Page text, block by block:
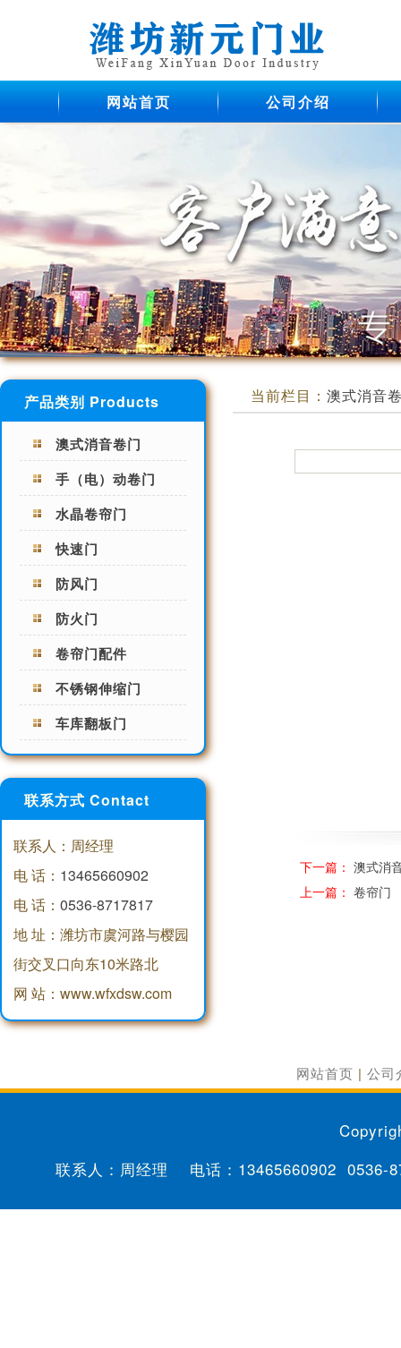
网站首页 公司介绍
产品类别 Products
澳式消音卷门
手（电）动卷门
水晶卷帘门
快速门
防风门
防火门
卷帘门配件
不锈钢伸缩门
车库翻板门
联系方式 Contact
联系人：周经理
电 话： 13465660902
电 话： 0536-8717817
地 址：潍坊市虞河路与樱园
街交叉口向东10米路北
网 站：www.wfxdsw.com
当前栏目： 澳式消音
下一篇： 澳式消
上一篇： 卷帘门
网站首页 | 公司
联系人：周经理 电话： 13465660902 0536-